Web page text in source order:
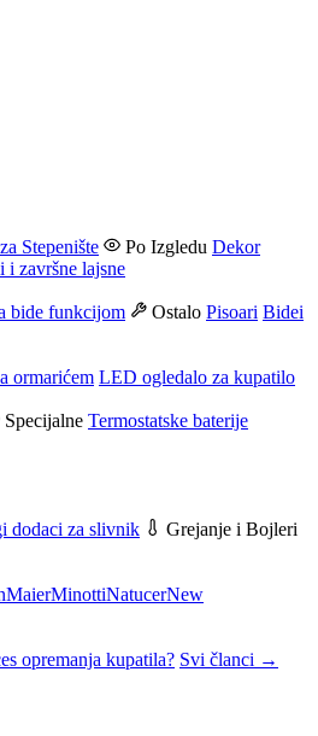
Stepenište Po Izgledu Dekor
i završne lajsne
bide funkcijom Ostalo Pisoari Bidei
ormarićem LED ogledalo za kupatilo
Specijalne Termostatske baterije
dodaci za slivnik
Grejanje i Bojleri
MaierMinottiNatucerNew
opremanja kupatila? Svi članci →